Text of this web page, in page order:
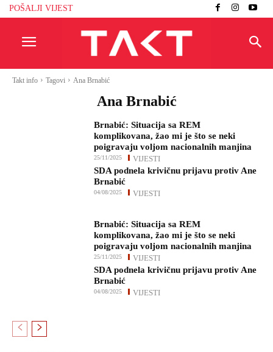
POŠALJI VIJEST
Takt info Tagovi Ana Brnabić
Ana Brnabić
Brnabić: Situacija sa REM
komplikovana, žao mi je što se neki
poigravaju voljom nacionalnih manjina
VIJESTI
25/11/2025
SDA podnela krivičnu prijavu protiv Ane
Brnabić
VIJESTI
04/08/2025
Brnabić: Situacija sa REM
komplikovana, žao mi je što se neki
poigravaju voljom nacionalnih manjina
VIJESTI
25/11/2025
SDA podnela krivičnu prijavu protiv Ane
Brnabić
VIJESTI
04/08/2025